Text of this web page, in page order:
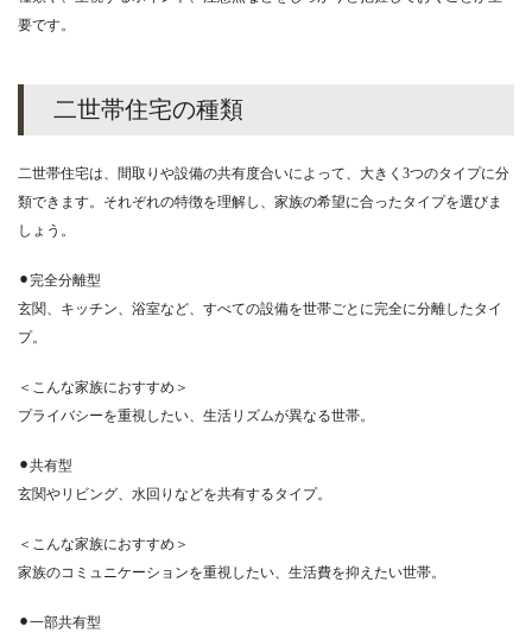
要です。
二世帯住宅の種類
二世帯住宅は、間取りや設備の共有度合いによって、大きく3つのタイプに分
類できます。それぞれの特徴を理解し、家族の希望に合ったタイプを選びま
しょう。
⚫︎完全分離型
玄関、キッチン、浴室など、すべての設備を世帯ごとに完全に分離したタイ
プ。
＜こんな家族におすすめ＞
プライバシーを重視したい、生活リズムが異なる世帯。
⚫︎共有型
玄関やリビング、水回りなどを共有するタイプ。
＜こんな家族におすすめ＞
家族のコミュニケーションを重視したい、生活費を抑えたい世帯。
⚫︎一部共有型